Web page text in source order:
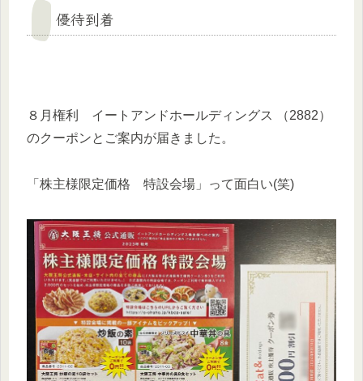
優待到着
８月権利 イートアンドホールディングス （2882）
のクーポンとご案内が届きました。
「株主様限定価格 特設会場」って面白い(笑)